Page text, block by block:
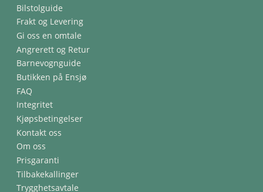
Bilstolguide
Frakt og Levering
Gi oss en omtale
Angrerett og Retur
Barnevognguide
Butikken på Ensjø
FAQ
Integritet
Kjøpsbetingelser
Kontakt oss
Om oss
Prisgaranti
Tilbakekallinger
Trygghetsavtale